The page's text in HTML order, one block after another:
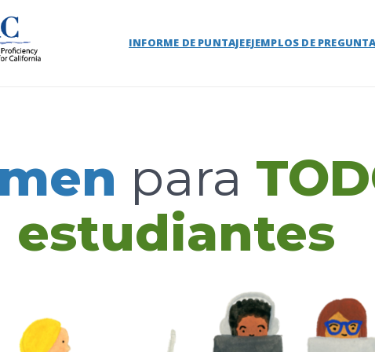
INFORME DE PUNTAJEEJEMPLOS DE
para
estudiantes